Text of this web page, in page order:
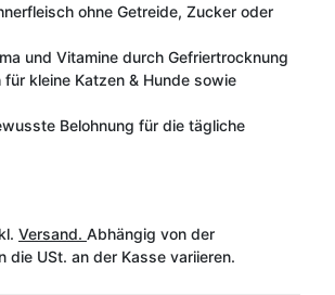
ohne Getreide, Zucker oder
und Vitamine durch Gefriertrocknung
für kleine Katzen & Hunde sowie
Belohnung für die tägliche
Versand. Abhängig von der
die USt. an der Kasse variieren.